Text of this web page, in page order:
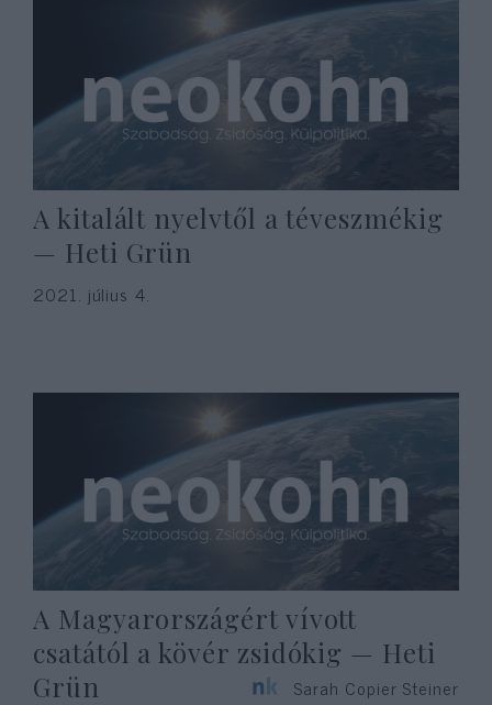
A kitalált nyelvtől a téveszmékig
— Heti Grün
2021. július 4.
A Magyarországért vívott
csatától a kövér zsidókig — Heti
Grün
Sarah Copier Steiner